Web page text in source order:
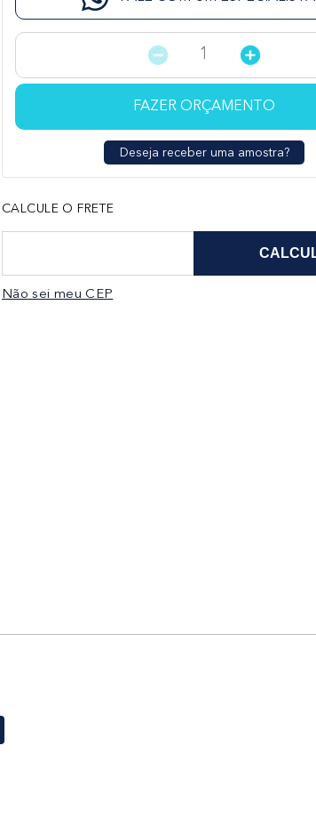
FAZER ORÇAMENTO
Deseja receber uma amostra?
CALCULE O FRETE
Não sei meu CEP